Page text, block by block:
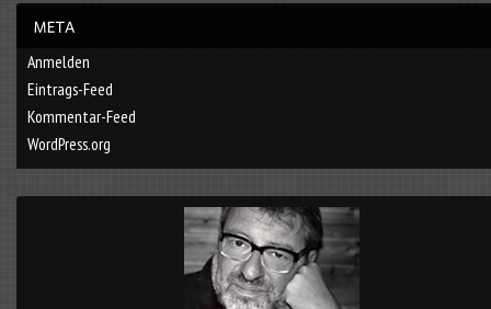
Anmelden
Eintrags-Feed
Kommentar-Feed
WordPress.org